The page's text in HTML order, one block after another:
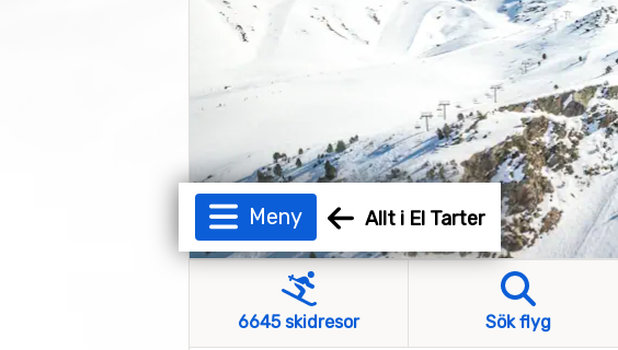
Meny Allt i El Tarter
6645 skidresor Sök flyg